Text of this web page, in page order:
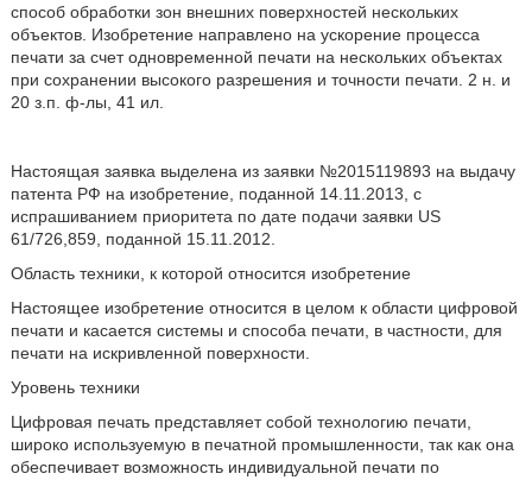
способ обработки зон внешних поверхностей нескольких
объектов. Изобретение направлено на ускорение процесса
печати за счет одновременной печати на нескольких объектах
при сохранении высокого разрешения и точности печати. 2 н. и
20 з.п. ф-лы, 41 ил.
Настоящая заявка выделена из заявки №2015119893 на выдачу
патента РФ на изобретение, поданной 14.11.2013, с
испрашиванием приоритета по дате подачи заявки US
61/726,859, поданной 15.11.2012.
Область техники, к которой относится изобретение
Настоящее изобретение относится в целом к области цифровой
печати и касается системы и способа печати, в частности, для
печати на искривленной поверхности.
Уровень техники
Цифровая печать представляет собой технологию печати,
широко используемую в печатной промышленности, так как она
обеспечивает возможность индивидуальной печати по